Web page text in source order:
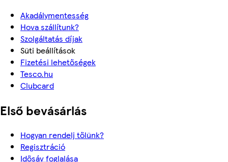
Akadálymentesség
Hova szállítunk?
Szolgáltatás díjak
Süti beállítások
Fizetési lehetőségek
Tesco.hu
Clubcard
Első bevásárlás
Hogyan rendelj tőlünk?
Regisztráció
Idősáv foglalása